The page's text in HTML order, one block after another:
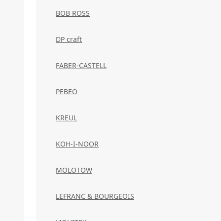
BOB ROSS
DP craft
FABER-CASTELL
PEBEO
KREUL
KOH-I-NOOR
MOLOTOW
LEFRANC & BOURGEOIS